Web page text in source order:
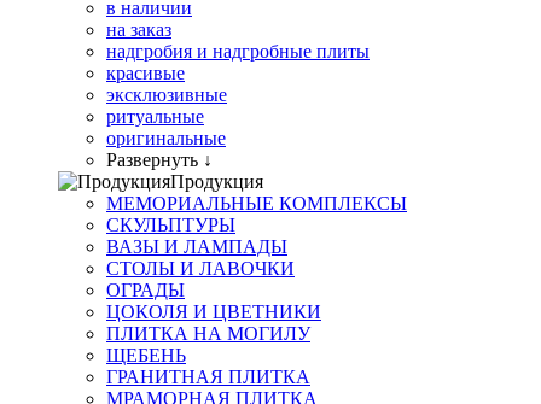
в наличии
на заказ
надгробия и надгробные плиты
красивые
эксклюзивные
ритуальные
оригинальные
Развернуть ↓
Продукция
МЕМОРИАЛЬНЫЕ КОМПЛЕКСЫ
СКУЛЬПТУРЫ
ВАЗЫ И ЛАМПАДЫ
СТОЛЫ И ЛАВОЧКИ
ОГРАДЫ
ЦОКОЛЯ И ЦВЕТНИКИ
ПЛИТКА НА МОГИЛУ
ЩЕБЕНЬ
ГРАНИТНАЯ ПЛИТКА
МРАМОРНАЯ ПЛИТКА